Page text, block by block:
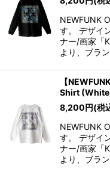
NEWFUNK
す。 デザイ
ナー/画家「
より、ブラ
【
Shirt
8,200円(税
NEWFUNK
す。 デザイ
ナー/画家「
より、ブラ